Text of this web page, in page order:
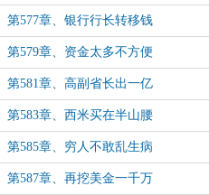
第577章、银行行长转移钱
第579章、资金太多不方便
第581章、高副省长出一亿
第583章、西米买在半山腰
第585章、穷人不敢乱生病
第587章、再挖美金一千万